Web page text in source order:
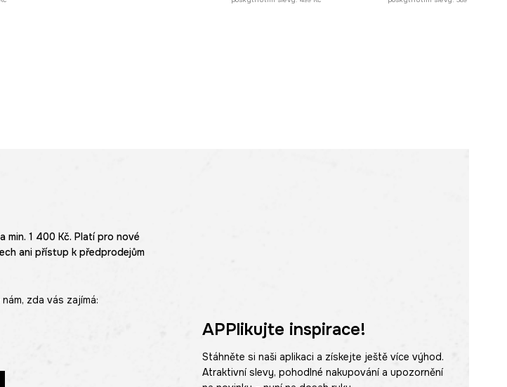
min. 1 400 Kč. Platí pro nové
ani přístup k předprodejům
zda vás zajímá:
APPlikujte inspirace!
Stáhněte si naši aplikaci a získejte ještě více výhod.
Atraktivní slevy, pohodlné nakupování a upozornění